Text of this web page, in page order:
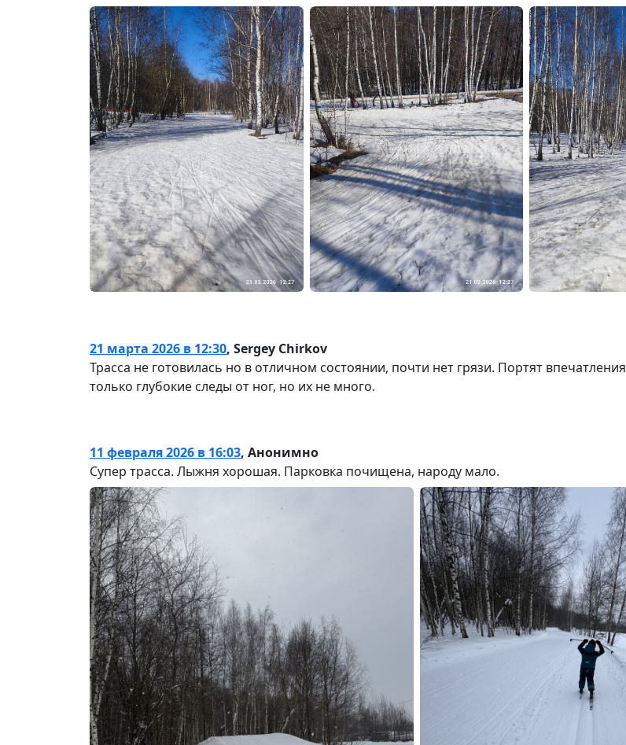
21 марта 2026 в 12:30, Sergey Chirkov
Трасса не готовилась но в отличном состоянии, почти нет грязи. Портят впечатления
только глубокие следы от ног, но их не много.
11 февраля 2026 в 16:03, Анонимно
Супер трасса. Лыжня хорошая. Парковка почищена, народу мало.